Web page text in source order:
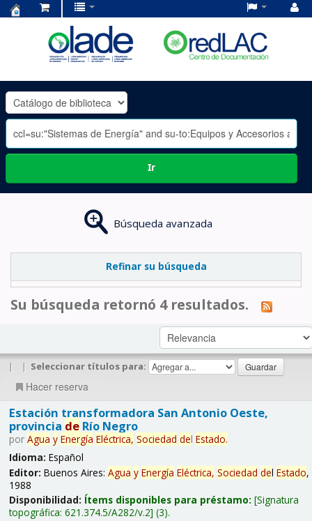
OLADE
-
Ir
Búsqueda avanzada
Refinar su búsqueda
Su búsqueda retornó 4 resultados.
| | Seleccionar títulos para:
Hacer reserva
Estación transformadora San Antonio Oeste,
provincia deRío Negro
por Agua y Energía Eléctrica, Sociedad del Estado.
Idioma: Español
Editor: Buenos Aires: Agua y Energía Eléctrica, Sociedad del Estado,
1988
Disponibilidad: Ítems disponibles para préstamo: Signatura
topográfica: 621.374.5/A282/v.2 (3).